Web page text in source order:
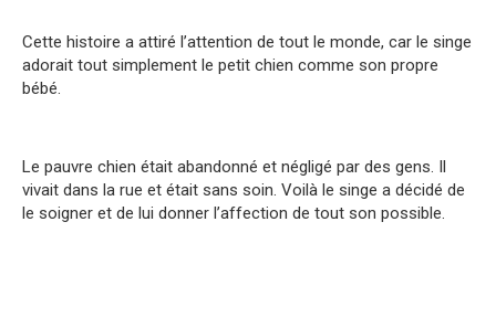
Cette histoire a attiré l’attention de tout le monde, car le singe
adorait tout simplement le petit chien comme son propre
bébé.
Le pauvre chien était abandonné et négligé par des gens. Il
vivait dans la rue et était sans soin. Voilà le singe a décidé de
le soigner et de lui donner l’affection de tout son possible.